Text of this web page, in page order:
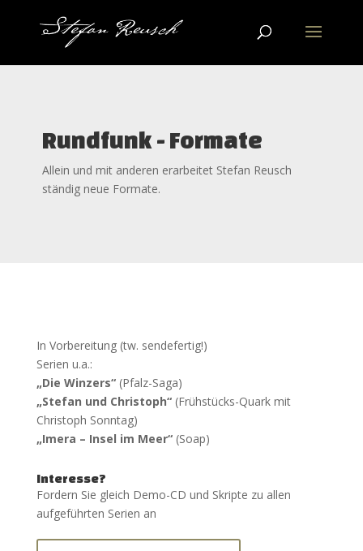
Rundfunk - Formate
Allein und mit anderen erarbeitet Stefan Reusch
ständig neue Formate.
In Vorbereitung (tw. sendefertig!)
Serien u.a.:
„Die Winzers“(Pfalz-Saga)
„Stefan und Christoph“(Frühstücks-Quark mit
Christoph Sonntag)
„Imera – Insel im Meer“ (Soap)
Interesse?
Fordern Sie gleich Demo-CD und Skripte zu allen
aufgeführten Serien an